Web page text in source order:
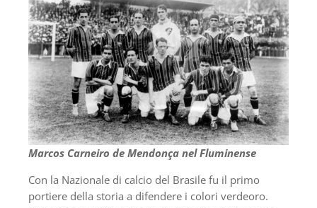
Marcos Carneiro de Mendonça nel Fluminense
Con la Nazionale di calcio del Brasile fu il primo
portiere della storia a difendere i colori verdeoro.